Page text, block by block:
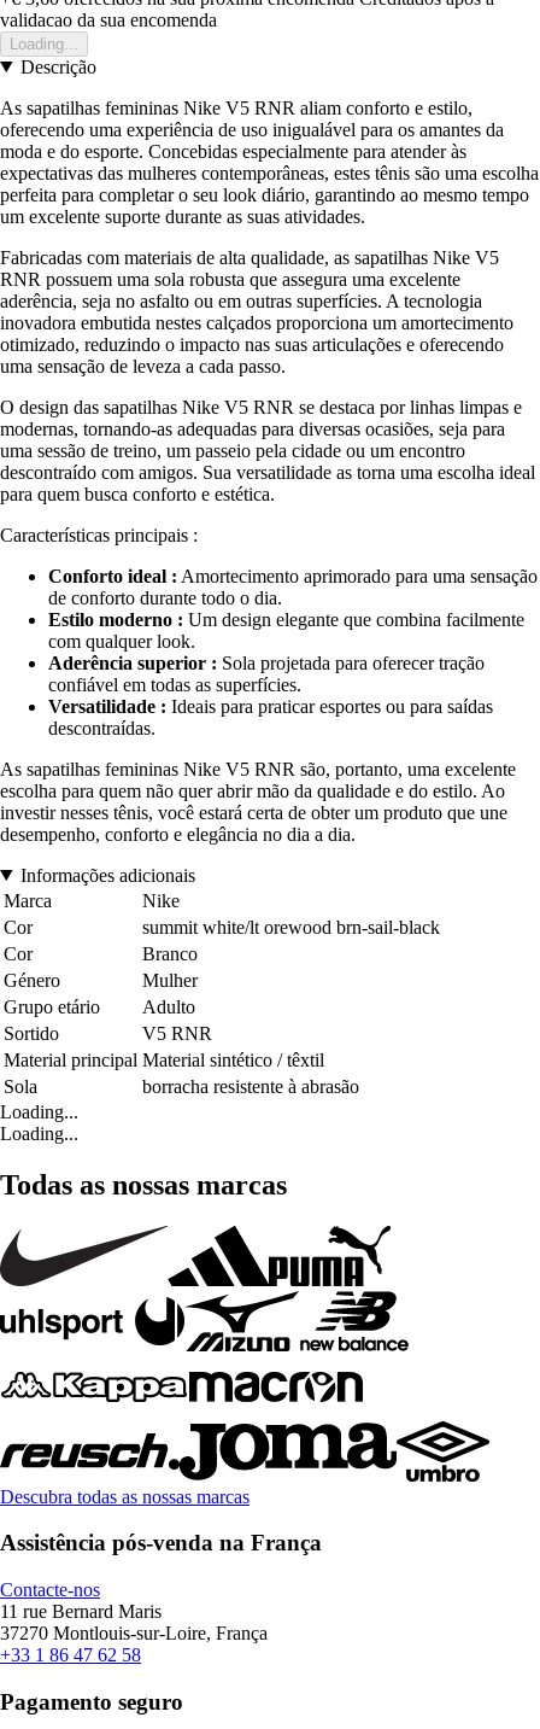
validacao da sua encomenda
Loading...
Descrição
As sapatilhas femininas Nike V5 RNR aliam conforto e estilo,
oferecendo uma experiência de uso inigualável para os amantes da
moda e do esporte. Concebidas especialmente para atender às
expectativas das mulheres contemporâneas, estes tênis são uma escolha
perfeita para completar o seu look diário, garantindo ao mesmo tempo
um excelente suporte durante as suas atividades.
Fabricadas com materiais de alta qualidade, as sapatilhas Nike V5
RNR possuem uma sola robusta que assegura uma excelente
aderência, seja no asfalto ou em outras superfícies. A tecnologia
inovadora embutida nestes calçados proporciona um amortecimento
otimizado, reduzindo o impacto nas suas articulações e oferecendo
uma sensação de leveza a cada passo.
O design das sapatilhas Nike V5 RNR se destaca por linhas limpas e
modernas, tornando-as adequadas para diversas ocasiões, seja para
uma sessão de treino, um passeio pela cidade ou um encontro
descontraído com amigos. Sua versatilidade as torna uma escolha ideal
para quem busca conforto e estética.
Características principais :
Conforto ideal : Amortecimento aprimorado para uma sensação
de conforto durante todo o dia.
Estilo moderno : Um design elegante que combina facilmente
com qualquer look.
Aderência superior : Sola projetada para oferecer tração
confiável em todas as superfícies.
Versatilidade : Ideais para praticar esportes ou para saídas
descontraídas.
As sapatilhas femininas Nike V5 RNR são, portanto, uma excelente
escolha para quem não quer abrir mão da qualidade e do estilo. Ao
investir nesses tênis, você estará certa de obter um produto que une
desempenho, conforto e elegância no dia a dia.
Informações adicionais
Marca
Nike
Cor
summit white/lt orewood brn-sail-black
Cor
Branco
Género
Mulher
Grupo etário
Adulto
Sortido
V5 RNR
Material principal Material sintético / têxtil
Sola
borracha resistente à abrasão
Loading...
Loading...
Todas as nossas marcas
Descubra todas as nossas marcas
Assistência pós-venda na França
Contacte-nos
11 rue Bernard Maris
37270 Montlouis-sur-Loire, França
+33 1 86 47 62 58
Pagamento seguro